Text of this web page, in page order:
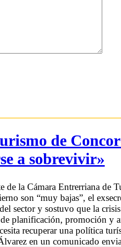
de
a sobrevivir»
de la Cámara Entrerriana
son “muy bajas”, el
sector y sostuvo que la
planificación, promoción y
recuperar una política
en un comunicado